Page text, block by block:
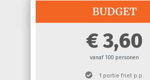
BUDGET
3,60
vanaf 100 personen
1 portie friet p.p.